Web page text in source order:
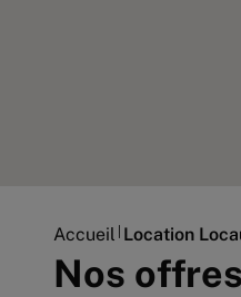
Accueil Location
Nos